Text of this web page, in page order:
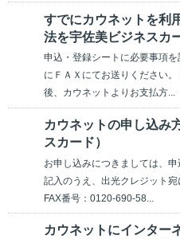
すでにカウネットを利
法を宇佐美ビジネスカ
申込・登録シートに必要事項
にＦＡＸにてお送りください
後、カウネットよりお支払方...
カウネットの申し込み
スカード）
お申し込みにつきましては、
記入のうえ、出光クレジット宛
FAX番号：0120-690-58...
カウネットにインター